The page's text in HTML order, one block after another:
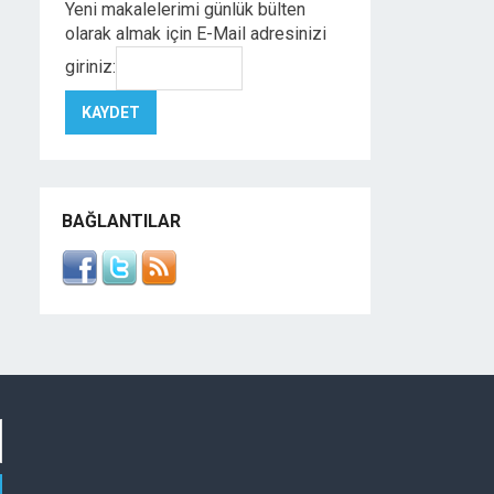
Yeni makalelerimi günlük bülten
olarak almak için E-Mail adresinizi
giriniz:
BAĞLANTILAR